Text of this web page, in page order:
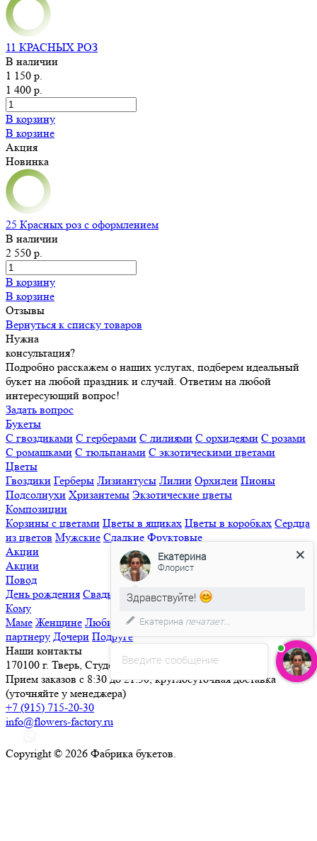
11 КРАСНЫХ РОЗ
В наличии
1 150 р.
1 400 р.
В корзину
В корзине
Акция
Новинка
25 Красных роз с оформлением
В наличии
2 550 р.
В корзину
В корзине
Отзывы
Вернуться к списку товаров
Нужна
консультация?
Подробно расскажем о наших услугах, подберем идеальный
букет на любой праздник и случай. Ответим на любой
интересующий вопрос!
Задать вопрос
Букеты
С гвоздиками С герберами С лилиями С орхидеями С розами
С ромашками С тюльпанами С экзотическими цветами
Цветы
Гвоздики Герберы Лизиантусы Лилии Орхидеи Пионы
Подсолнухи Хризантемы Экзотические цветы
Композиции
Корзины с цветами Цветы в ящиках Цветы в коробках Сердца
из цветов Мужские Сладкие Фруктовые
Акции
Акции
Повод
День рождения Свадьба Свидание Извинения
Кому
Маме Женщине Любимой Семье Мужчине Ребенку
партнеру Дочери Подруге
Наши контакты
170100 г. Тверь, Студенческий переулок, д. 25
Прием заказов с 8:30 до 21:30, круглосуточная доставка
(уточняйте у менеджера)
+7 (915) 715-20-30
info@flowers-factory.ru
Copyright © 2026 Фабрика букетов.
Введите сообщение
Екатерина
Флорист
Здравствуйте!
Екатерина печатает...